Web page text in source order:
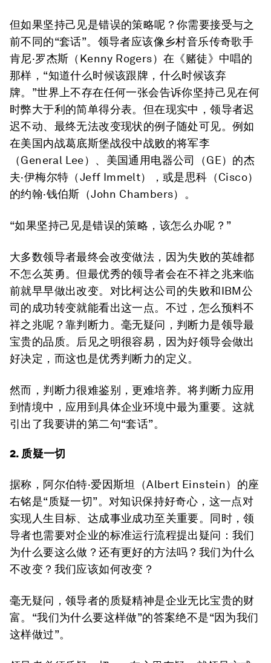
但如果坚持己见是错误的策略呢？你需要接受与之
前不同的“套话”。领导者应该像乡村音乐传奇歌手
肯尼·罗杰斯（Kenny Rogers）在《赌徒》中唱的
那样，“知道什么时候该跟牌，什么时候该弃
牌。”世界上不存在任何一张会告诉你坚持己见在何
时弊大于利的简单得分表。但在现实中，领导者迟
迟不动、最终无法改变现状的例子随处可见。例如
在美国内战葛底斯堡战役中战败的将军李
（General Lee）、美国通用电器公司（GE）的杰
夫·伊梅尔特（Jeff Immelt），或是思科（Cisco）
的约翰·钱伯斯（John Chambers）。
“如果坚持己见是错误的策略，该怎么办呢？”
大多数领导者最终会改变做法，因为失败的英雄都
不怎么英勇。但最优秀的领导者会在不祥之兆来临
前就早早做出改变。对比柯达公司的失败和IBM公
司的成功转变就能看出这一点。不过，怎么预料不
祥之兆呢？靠判断力。毫无疑问，判断力是领导最
宝贵的品质。后见之明很容易，因为好领导会做出
好决定，而这也是优秀判断力的定义。
然而，判断力很难鉴别，更难培养。将判断力应用
到情境中，应用到具体企业环境中最为重要。这就
引出了我要讲的第二句“套话”。
2. 质疑一切
据称，阿尔伯特·爱因斯坦（Albert Einstein）的座
右铭是“质疑一切”。对知识保持好奇心，这一点对
实现人生目标、达成事业成功至关重要。同时，领
导者也需要对企业的标准运行流程提出疑问：我们
为什么要这么做？还有更好的方法吗？我们为什么
不改变？我们应该如何改变？
毫无疑问，领导者的质疑精神是企业无比宝贵的财
富。“我们为什么要这样做”的答案绝不是“因为我们
这样做过”。